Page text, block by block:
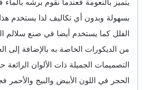
بسهولة وبدون أي تكاليف لذا يستخدم
الفلل كما يستخدم أيضا في صنع سلالم
من الديكورات الخاصة به بالإضافة إلى
التصميمات الجميلة ذات الألوان الرائعة
الحجر في اللون الأبيض والبيج والأحمر